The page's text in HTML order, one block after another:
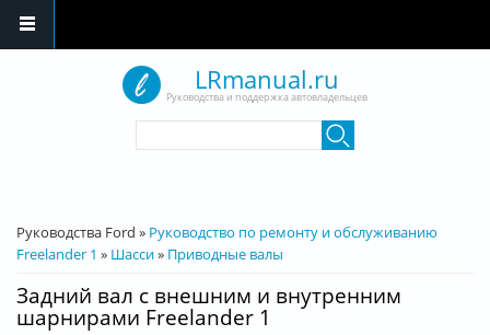
LRmanual.ru
Руководства и поддержка автовладельцев
Вы здесь
Руководства Ford » Руководство по ремонту и обслуживанию
Freelander 1 » Шасси» Приводные валы
Задний вал с внешним и внутренним
шарнирами Freelander 1